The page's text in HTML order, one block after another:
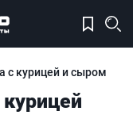
с курицей и сыром